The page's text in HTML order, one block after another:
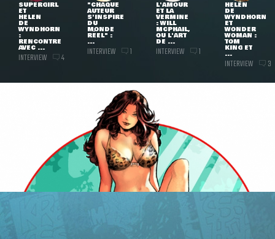
SUPERGIRL
ET
HELEN
DE
WYNDHORN
:
RENCONTRE
AVEC ...
INTERVIEW 4
"CHAQUE
AUTEUR
S'INSPIRE
DU
MONDE
RÉEL" :
...
INTERVIEW 1
L'AMOUR
ET LA
VERMINE
: WILL
MCPHAIL,
OU L'ART
DE ...
INTERVIEW 1
HELEN
DE
WYNDHORN
ET
WONDER
WOMAN :
TOM
KING ET
...
INTERVIEW 3